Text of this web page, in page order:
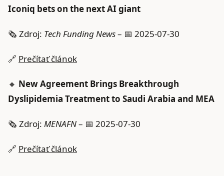
Iconiq bets on the next AI giant
🗞️ Zdroj: Tech Funding News– 📅 2025-07-30
🔗 Prečítať článok
🔸 New Agreement Brings Breakthrough
Dyslipidemia Treatment to Saudi Arabia and MEA
🗞️ Zdroj: MENAFN– 📅 2025-07-30
🔗 Prečítať článok